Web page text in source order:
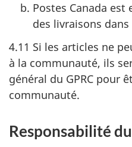
Postes Canada
des livraisons
4.11 Si les articles ne
à la communauté, ils
général du GPRC pour
communauté.
Responsabilité